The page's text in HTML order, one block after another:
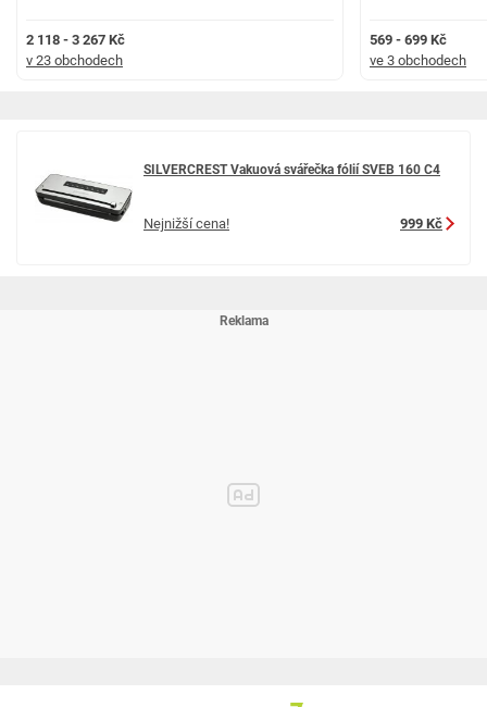
2 118 - 3 267 Kč
v 23 obchodech
569 - 699 Kč
ve 3 obchodech
SILVERCREST Vakuová svářečka fólií SVEB 160 C4
Nejnižší cena! 999 Kč